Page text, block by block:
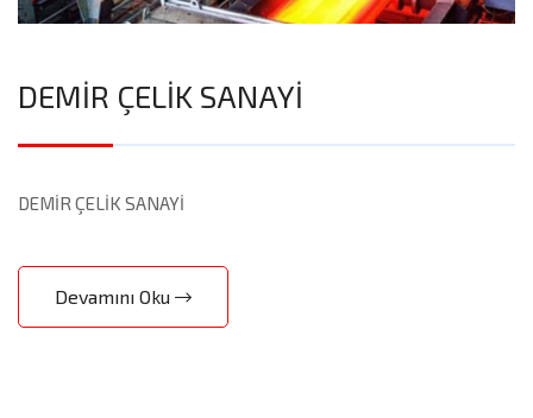
DEMİR ÇELİK SANAYİ
DEMİR ÇELİK SANAYİ
Devamını Oku